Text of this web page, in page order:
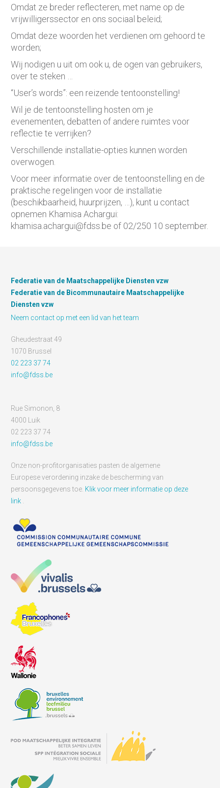
Omdat ze breder reflecteren, met name op de
vrijwilligerssector en ons sociaal beleid;
Omdat deze woorden het verdienen om gehoord te
worden;
Wij nodigen u uit om ook u, de ogen van gebruikers,
over te steken …
“User’s words”: een reizende tentoonstelling!
Wil je de tentoonstelling hosten om je
evenementen, debatten of andere ruimtes voor
reflectie te verrijken?
Verschillende installatie-opties kunnen worden
overwogen.
Voor meer informatie over de tentoonstelling en de
praktische regelingen voor de installatie
(beschikbaarheid, huurprijzen, …), kunt u contact
opnemen Khamisa Achargui:
khamisa.achargui@fdss.be of 02/250 10 september.
Federatie van de Maatschappelijke Diensten vzw
Federatie van de Bicommunautaire Maatschappelijke
Diensten vzw
Neem contact op met een lid van het team
Gheudestraat 49
1070 Brussel
02 223 37 74
info@fdss.be
Rue Simonon, 8
4000 Luik
02 223 37 74
info@fdss.be
Onze non-profitorganisaties pasten de algemene
Europese verordening inzake de bescherming van
persoonsgegevens toe. Klik voor meer informatie op deze
link .